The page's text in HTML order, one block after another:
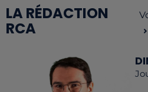
LA RÉDACTION
RCA